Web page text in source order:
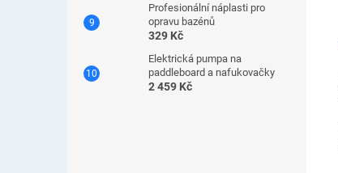
Profesionální náplasti pro
opravu bazénů
329 Kč
Elektrická pumpa na
paddleboard a nafukovačky
2 459 Kč